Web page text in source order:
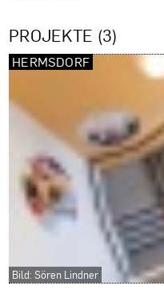
PROJEKTE (3)
HERMSDORF
Bild: Sören Lindner